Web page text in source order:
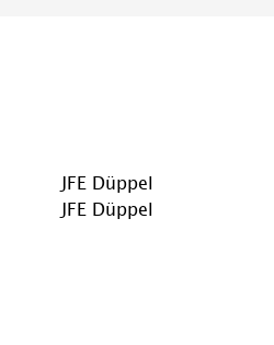
Vorheriger
Beitrag
JFE Düppel
Nächster
JFE Düppel